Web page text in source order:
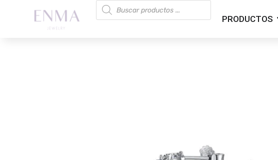
Búsqueda
de
productos
PRODUCTOS